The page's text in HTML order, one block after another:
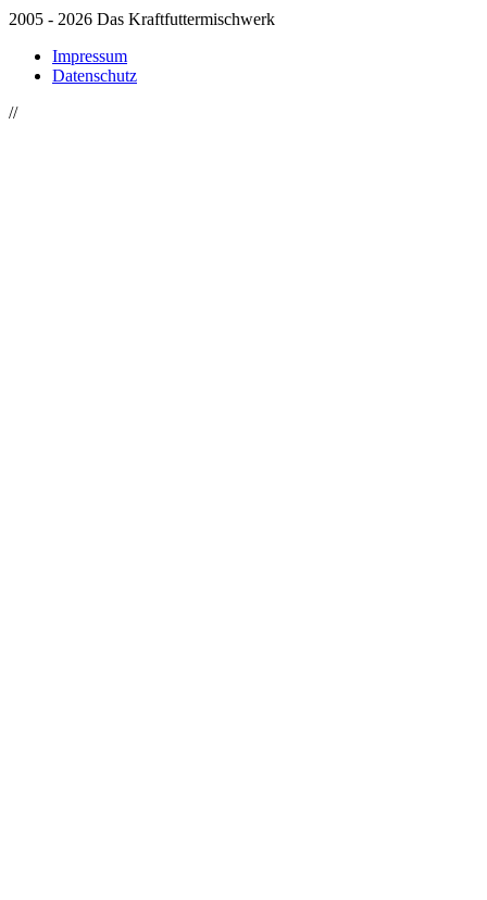
2005 - 2026 Das Kraftfuttermischwerk
Impressum
Datenschutz
//